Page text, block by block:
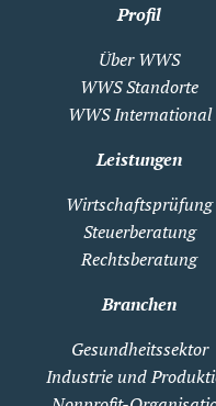
Profil
Über WWS
WWS Standorte
WWS International
Leistungen
Wirtschaftsprüfung
Steuerberatung
Rechtsberatung
Branchen
Gesundheitssektor
Industrie und